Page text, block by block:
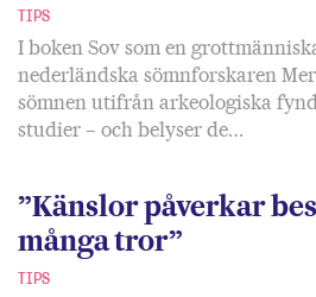
TIPS
I boken Sov som en
nederländska sömnforskaren
sömnen utifrån arkeologiska
studier – och belyser de…
”Känslor påverkar
många tror”
TIPS